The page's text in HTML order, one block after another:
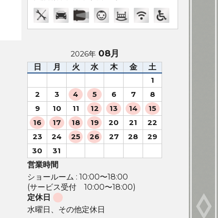
2026年 08月
日 月 火 水 木 金 土
1
2
3 4 5 6 7
8
9
10 11 12 13 14
15
16
17 18 19 20 21
22
23
24 25 26 27 28
29
30
31
営業時間
ショールーム : 10:00〜18:00
(サービス受付 10:00〜18:00)
定休日
水曜日、その他定休日